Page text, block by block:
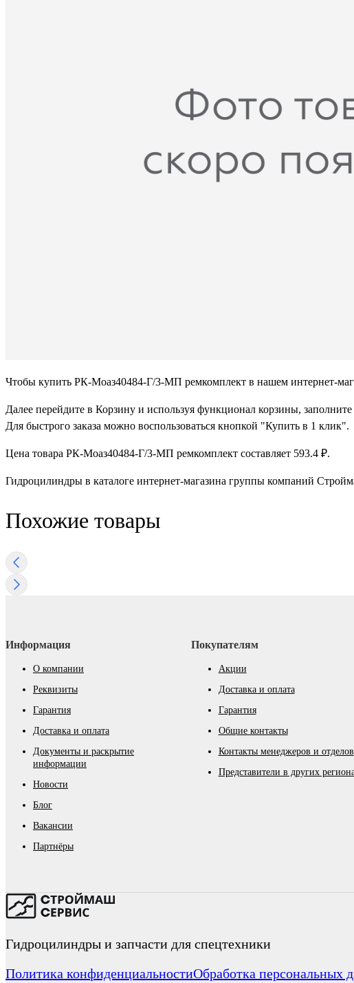
Чтобы купить РК-Моаз40484-Г/3-МП ремкомплект в нашем интернет-
Далее перейдите в Корзину и используя функционал корзины,
Для быстрого заказа можно воспользоваться кнопкой "Купить в 1 клик".
Цена товара РК-Моаз40484-Г/3-МП ремкомплект составляет 593.4 ₽.
Гидроцилиндры в каталоге интернет-магазина группы компаний
Похожие товары
Информация
О компании
Реквизиты
Гарантия
Доставка и оплата
Документы и раскрытие
информации
Новости
Блог
Вакансии
Партнёры
Покупателям
Акции
Доставка и оплата
Гарантия
Общие контакты
Контакты менеджеров и отделов
Представители в других
Гидроцилиндры и запчасти для спецтехники
Политика конфиденциальностиОбработка персональных